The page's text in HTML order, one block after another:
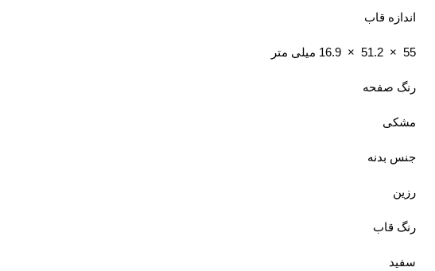
اندازه قاب
55 × 51.2 × 16.9 میلی متر
رنگ صفحه
مشکی
جنس بدنه
رزین
رنگ قاب
سفید